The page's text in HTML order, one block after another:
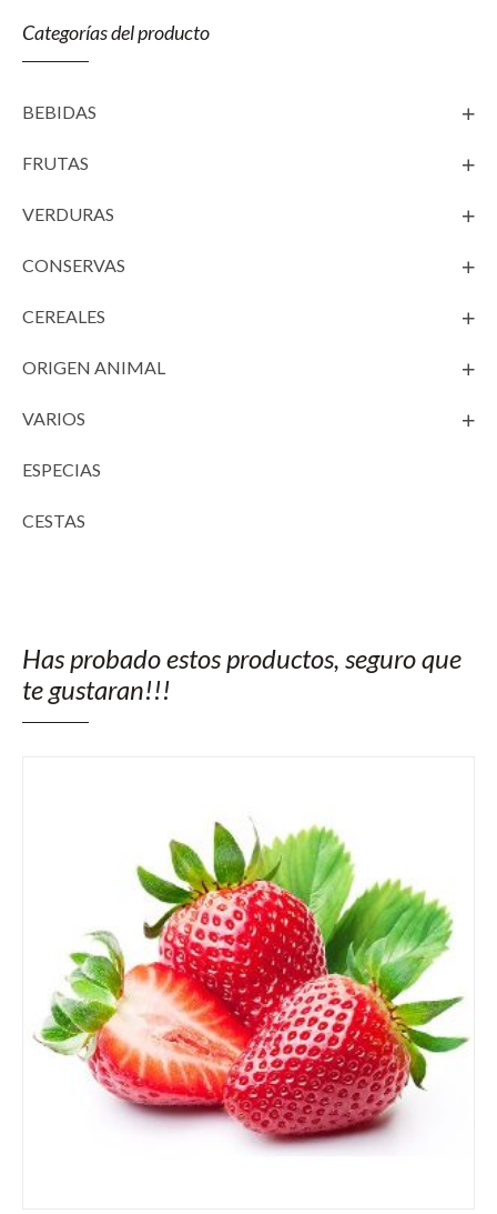
Categorías del producto
BEBIDAS
FRUTAS
VERDURAS
CONSERVAS
CEREALES
ORIGEN ANIMAL
VARIOS
ESPECIAS
CESTAS
Has probado estos productos, seguro que
te gustaran!!!